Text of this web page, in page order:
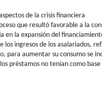
de la crisis financiera
que resultó favorable a la
en la expansión del
los ingresos de los asalariados,
para aumentar su consumo se
préstamos no tenían como